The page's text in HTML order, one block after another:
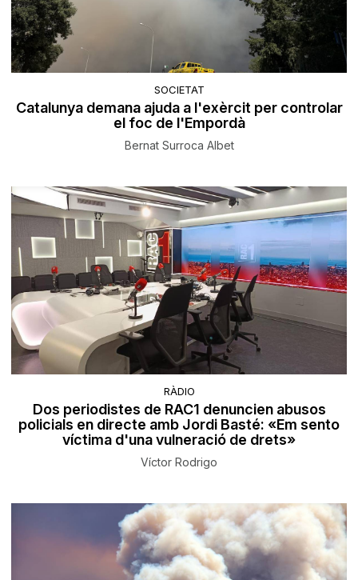
SOCIETAT
Catalunya demana ajuda a l'exèrcit per controlar
el foc de l'Empordà
Bernat Surroca Albet
RÀDIO
Dos periodistes de RAC1 denuncien abusos
policials en directe amb Jordi Basté: «Em sento
víctima d'una vulneració de drets»
Víctor Rodrigo